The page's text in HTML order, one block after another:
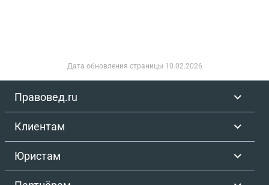
Дата обновления страницы 10.02.2026
Правовед.ru
Клиентам
Юристам